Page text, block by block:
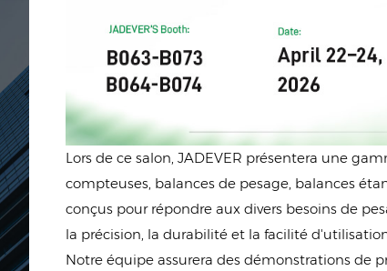
Lors de ce salon, JADEVER présentera une
compteuses, balances de pesage, balances
conçus pour répondre aux divers besoins de
la précision, la durabilité et la facilité
Notre équipe assurera des démonstrations de